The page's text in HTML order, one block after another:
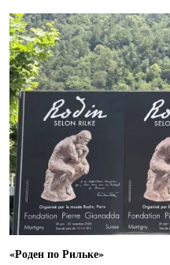
«Роден по Рильке»